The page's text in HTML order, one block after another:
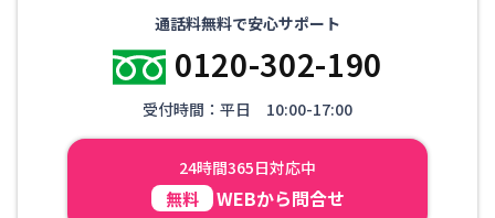
通話料無料で安心サポート
0120-302-190
受付時間：平日 10:00-17:00
24時間365日対応中
無料 WEBから問合せ